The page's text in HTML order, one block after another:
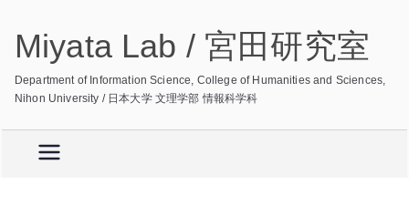
Miyata Lab / 宮田研究室
Department of Information Science, College of Humanities and Sciences,
Nihon University / 日本大学 文理学部 情報科学科